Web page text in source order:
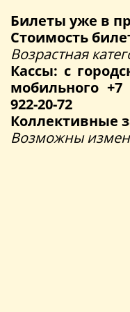
Билеты уже в
Стоимость
Возрастная
Кассы: с
мобильного +7
922-20-72
Коллективные
Возможны